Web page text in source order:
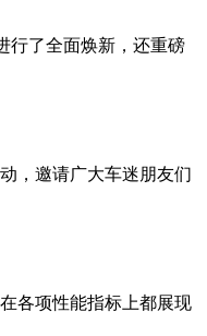
行了全面焕新，还重磅
，邀请广大车迷朋友们
各项性能指标上都展现